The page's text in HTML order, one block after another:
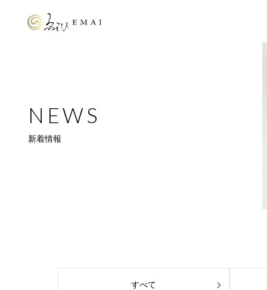
NEWS
新着情報
すべて